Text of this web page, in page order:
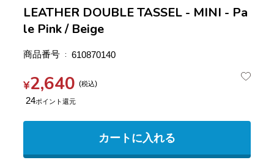
LEATHER DOUBLE TASSEL - MINI - Pa
le Pink / Beige
商品番号 610870140
¥2,640 税込
24
カートに入れる